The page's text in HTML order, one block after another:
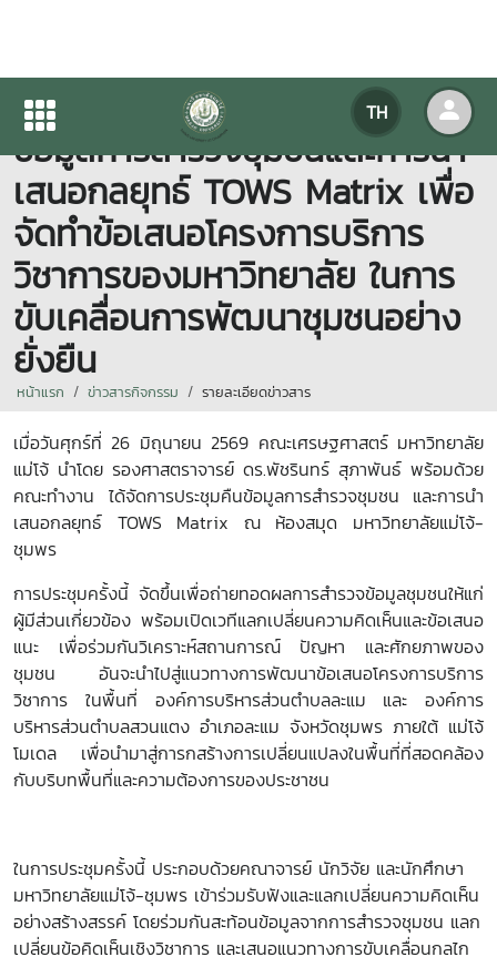
TH
คณะเศรษฐศาสตร์ จัดประชุมคืน
ข้อมูลการสำรวจชุมชนและการนำ
เสนอกลยุทธ์ TOWS Matrix เพื่อ
จัดทำข้อเสนอโครงการบริการ
วิชาการของมหาวิทยาลัย ในการ
ขับเคลื่อนการพัฒนาชุมชนอย่าง
ยั่งยืน
หน้าแรก ข่าวสารกิจกรรม รายละเอียดข่าวสาร
เมื่อวันศุกร์ที่ 26 มิถุนายน2569 คณะเศรษฐศาสตร์ มหาวิทยาลัย
แม่โจ้ นำโดย รองศาสตราจารย์ ดร.พัชรินทร์ สุภาพันธ์ พร้อมด้วย
คณะทำงาน ได้จัดการประชุมคืนข้อมูลการสำรวจชุมชน และการนำ
เสนอกลยุทธ์ TOWS Matrix ณ ห้องสมุด มหาวิทยาลัยแม่โจ้-
ชุมพร
การประชุมครั้งนี้ จัดขึ้นเพื่อถ่ายทอดผลการสำรวจข้อมูลชุมชนให้แก่
ผู้มีส่วนเกี่ยวข้อง พร้อมเปิดเวทีแลกเปลี่ยนความคิดเห็นและข้อเสนอ
แนะ เพื่อร่วมกันวิเคราะห์สถานการณ์ ปัญหา และศักยภาพของ
ชุมชน อันจะนำไปสู่แนวทางการพัฒนาข้อเสนอโครงการบริการ
วิชาการ ในพื้นที่ องค์การบริหารส่วนตำบลละแม และ องค์การ
บริหารส่วนตำบลสวนแตง อำเภอละแม จังหวัดชุมพร ภายใต้ แม่โจ้
โมเดล เพื่อนำมาสู่การกสร้างการเปลี่ยนแปลงในพื้นที่ที่สอดคล้อง
กับบริบทพื้นที่และความต้องการของประชาชน
ในการประชุมครั้งนี้ ประกอบด้วยคณาจารย์ นักวิจัย และนักศึกษา
มหาวิทยาลัยแม่โจ้-ชุมพร เข้าร่วมรับฟังและแลกเปลี่ยนความคิดเห็น
อย่างสร้างสรรค์ โดยร่วมกันสะท้อนข้อมูลจากการสำรวจชุมชน แลก
เปลี่ยนข้อคิดเห็นเชิงวิชาการ และเสนอแนวทางการขับเคลื่อนกลไก